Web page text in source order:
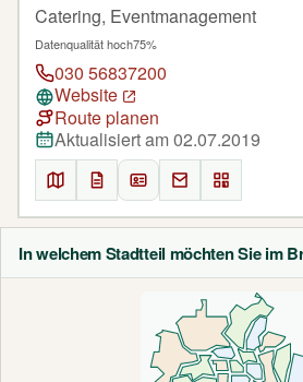
In welchem Stadtteil möchten Sie im
Catering, Eventmanagement
Datenqualität hoch75%
030 56837200
Website
Route planen
Aktualisiert am 02.07.2019